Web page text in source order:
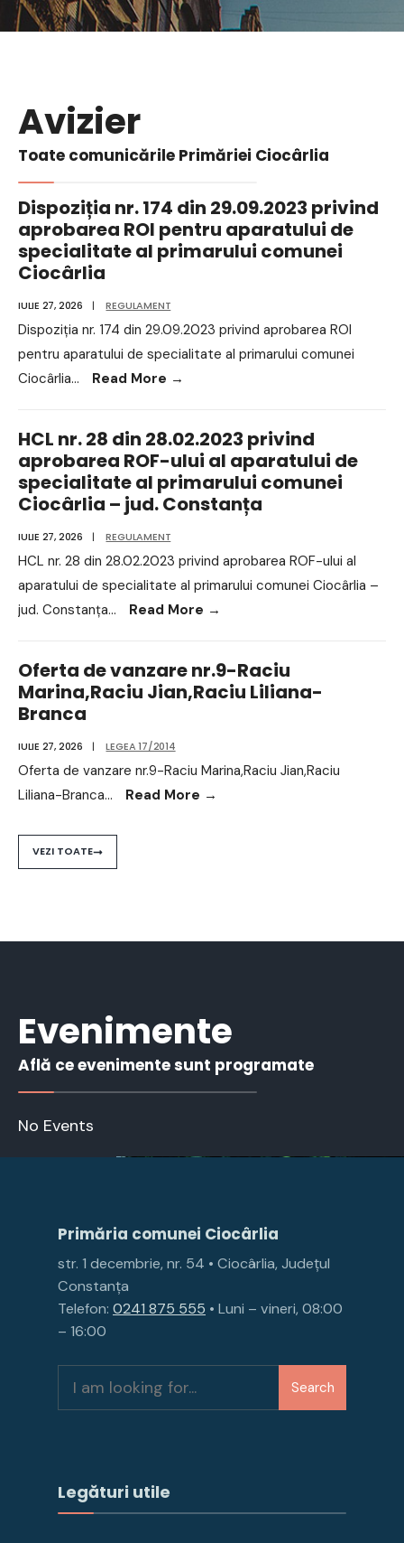
Avizier
Toate comunicările Primăriei Ciocârlia
Dispoziția nr. 174 din 29.09.2023 privind
aprobarea ROI pentru aparatului de
specialitate al primarului comunei
Ciocârlia
IULIE 27, 2026 | REGULAMENT
Dispoziția nr. 174 din 29.09.2023 privind aprobarea ROI
pentru aparatului de specialitate al primarului comunei
Ciocârlia... Read More →
HCL nr. 28 din 28.02.2023 privind
aprobarea ROF-ului al aparatului de
specialitate al primarului comunei
Ciocârlia – jud. Constanța
IULIE 27, 2026 | REGULAMENT
HCL nr. 28 din 28.02.2023 privind aprobarea ROF-ului al
aparatului de specialitate al primarului comunei Ciocârlia –
jud. Constanța... Read More →
Oferta de vanzare nr.9-Raciu
Marina,Raciu Jian,Raciu Liliana-
Branca
IULIE 27, 2026 | LEGEA 17/2014
Oferta de vanzare nr.9-Raciu Marina,Raciu Jian,Raciu
Liliana-Branca... Read More →
VEZI TOATE
Evenimente
Află ce evenimente sunt programate
No Events
Primăria comunei Ciocârlia
str. 1 decembrie, nr. 54 • Ciocârlia, Județul
Constanța
Telefon: 0241 875 555 • Luni – vineri, 08:00
– 16:00
Search
Legături utile